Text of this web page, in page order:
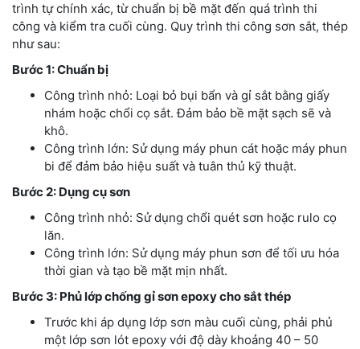
trình tự chính xác, từ chuẩn bị bề mặt đến quá trình thi
công và kiểm tra cuối cùng. Quy trình thi công sơn sắt, thép
như sau:
Bước 1: Chuẩn bị
Công trình nhỏ: Loại bỏ bụi bẩn và gỉ sắt bằng giấy
nhám hoặc chổi cọ sắt. Đảm bảo bề mặt sạch sẽ và
khô.
Công trình lớn: Sử dụng máy phun cát hoặc máy phun
bi để đảm bảo hiệu suất và tuân thủ kỹ thuật.
Bước 2: Dụng cụ sơn
Công trình nhỏ: Sử dụng chổi quét sơn hoặc rulo cọ
lăn.
Công trình lớn: Sử dụng máy phun sơn để tối ưu hóa
thời gian và tạo bề mặt mịn nhất.
Bước 3: Phủ lớp chống gỉ sơn epoxy cho sắt thép
Trước khi áp dụng lớp sơn màu cuối cùng, phải phủ
một lớp sơn lót epoxy với độ dày khoảng 40 – 50